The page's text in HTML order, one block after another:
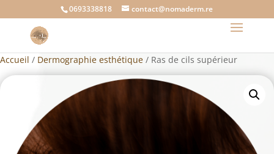
0693338818 contact@nomaderm.re
Accueil / Dermographie esthétique / Ras de cils supérieur